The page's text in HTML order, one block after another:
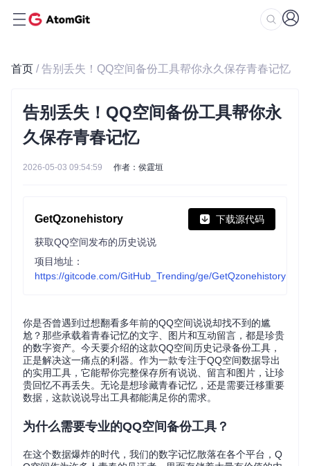
首页 / 告别丢失！QQ空间备份工具帮你永久保存青春记忆
告别丢失！QQ空间备份工具帮你永
久保存青春记忆
2026-05-03 09:54:59 作者：侯霆垣
GetQzonehistory 下载源代码
获取QQ空间发布的历史说说
项目地址：
https://gitcode.com/GitHub_Trending/ge/GetQzonehistory
你是否曾遇到过想翻看多年前的QQ空间说说却找不到的尴
尬？那些承载着青春记忆的文字、图片和互动留言，都是珍贵
的数字资产。今天要介绍的这款QQ空间历史记录备份工具，
正是解决这一痛点的利器。作为一款专注于QQ空间数据导出
的实用工具，它能帮你完整保存所有说说、留言和图片，让珍
贵回忆不再丢失。无论是想珍藏青春记忆，还是需要迁移重要
数据，这款说说导出工具都能满足你的需求。
为什么需要专业的QQ空间备份工具？
在这个数据爆炸的时代，我们的数字记忆散落在各个平台，Q